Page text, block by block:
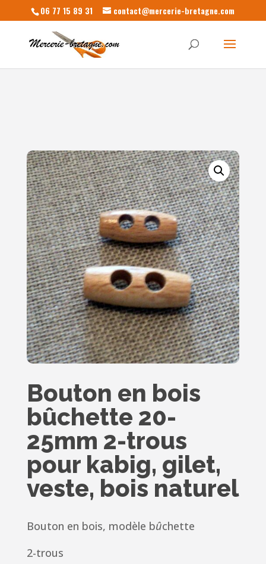
06 77 15 89 31 contact@mercerie-bretagne.com
Bouton en bois
bûchette 20-
25mm 2-trous
pour kabig, gilet,
veste, bois naturel
Bouton en bois, modèle bûchette
2-trous